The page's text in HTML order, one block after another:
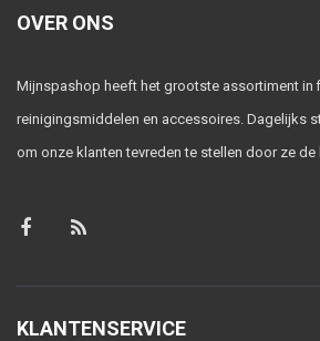
OVER ONS
Mijnspashop heeft het grootste assortiment in
reinigingsmiddelen en accessoires. Dagelijks
om onze klanten tevreden te stellen door ze
KLANTENSERVICE